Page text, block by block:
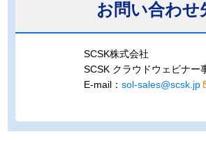
お問い合わせ
SCSK株式会社
SCSK クラウドウェビナー
E-mail： sol-sales@scsk.jp